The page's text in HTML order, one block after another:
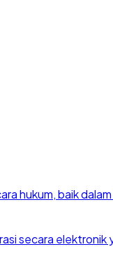
hukum, baik
secara elektronik